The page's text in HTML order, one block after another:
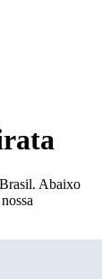
Abaixo